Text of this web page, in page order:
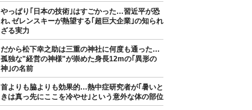
やっぱり｢日本の技術｣はすごかった…習近平が恐
れ､ゼレンスキーが熱望する｢超巨大企業｣の知られ
ざる実力
だから松下幸之助は三重の神社に何度も通った…
孤独な"経営の神様"が崇めた身長12mの｢異形の
神｣の名前
首よりも脇よりも効果的…熱中症研究者が｢暑いと
きは真っ先にここを冷やせ｣という意外な体の部位